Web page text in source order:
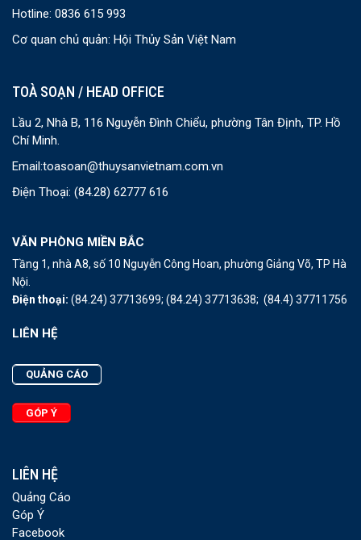
Hotline: 0836 615 993
Cơ quan chủ quản: Hội Thủy Sản Việt Nam
TOÀ SOẠN / HEAD OFFICE
Lầu 2, Nhà B, 116 Nguyễn Đình Chiểu, phường Tân Định, TP. Hồ
Chí Minh.
Email:toasoan@thuysanvietnam.com.vn
Điện Thoại: (84.28) 62777 616
VĂN PHÒNG MIỀN BẮC
Tầng 1, nhà A8, số 10 Nguyễn Công Hoan, phường Giảng Võ, TP Hà
Nội.
Điện thoại: (84.24) 37713699; (84.24) 37713638; (84.4) 37711756
LIÊN HỆ
QUẢNG CÁO
GÓP Ý
LIÊN HỆ
Quảng Cáo
Góp Ý
Facebook